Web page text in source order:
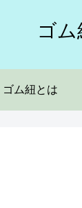
ゴ
ゴム紐とは